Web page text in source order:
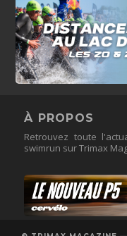
À PROPOS
Retrouvez toute
swimrun sur Trimax